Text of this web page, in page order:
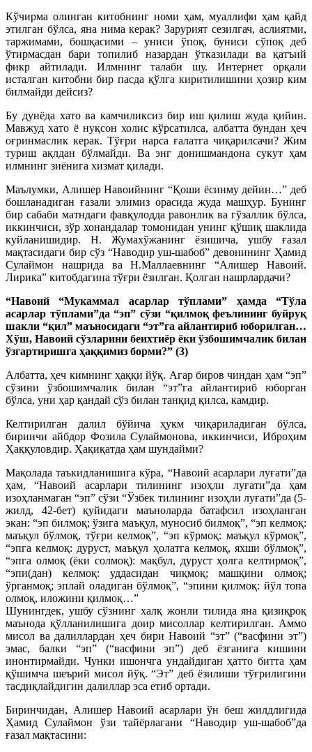
Кўчирма олинган китобнинг номи ҳам, муаллифи ҳам қайд
этилган бўлса, яна нима керак? Зарурият сезилгач, аслиятми,
таржимами, бошқасими – униси ўпоқ, буниси сўпоқ деб
ўтирмасдан бари топилиб назардан ўтказилади ва қатъий
фикр айтилади. Илмнинг талаби шу. Интернет орқали
исталган китобни бир пасда қўлга киритилишини ҳозир ким
билмайди дейсиз?
Бу дунёда хато ва камчиликсиз бир иш қилиш жуда қийин.
Мавжуд хато ё нуқсон холис кўрсатилса, албатта бундан ҳеч
оғринмаслик керак. Тўғри нарса ғалатга чиқарилсачи? Жим
туриш ақлдан бўлмайди. Ва энг донишмандона сукут ҳам
илмнинг зиёнига хизмат қилади.
Маълумки, Алишер Навоийнинг “Қоши ёсинму дейин…” деб
бошланадиган ғазали элимиз орасида жуда машҳур. Бунинг
бир сабаби матндаги фавқулодда равонлик ва гўзаллик бўлса,
иккинчиси, зўр хонандалар томонидан унинг қўшиқ шаклида
куйланишидир. Н. Жумахўжанинг ёзишича, ушбу ғазал
мақтасидаги бир сўз “Наводир уш-шабоб” девонининг Ҳамид
Сулаймон нашрида ва Н.Маллаевнинг “Алишер Навоий.
Лирика” китобдагина тўғри ёзилган. Қолган нашрлардачи?
“Навоий “Мукаммал асарлар тўплами” ҳамда “Тўла
асарлар тўплами”да “эп” сўзи “қилмоқ феълининг буйруқ
шакли “қил” маъносидаги “эт”га айлантириб юборилган…
Хўш, Навоий сўзларини беихтиёр ёки ўзбошимчалик билан
ўзгартиришга ҳаққимиз борми?” (3)
Албатта, ҳеч кимнинг ҳаққи йўқ. Агар биров чиндан ҳам “эп”
сўзини ўзбошимчалик билан “эт”га айлантириб юборган
бўлса, уни ҳар қандай сўз билан танқид қилса, камдир.
Келтирилган далил бўйича ҳукм чиқариладиган бўлса,
биринчи айбдор Фозила Сулаймонова, иккинчиси, Иброҳим
Ҳаққуловдир. Ҳақиқатда ҳам шундайми?
Мақолада таъкидланишига кўра, “Навоий асарлари луғати”да
ҳам, “Навоий асарлари тилининг изоҳли луғати”да ҳам
изоҳланмаган “эп” сўзи “Ўзбек тилининг изоҳли луғати”да (5-
жилд, 42-бет) қуйидаги маъноларда батафсил изоҳланган
экан: “эп билмоқ; ўзига маъқул, муносиб билмоқ”, “эп келмоқ:
маъқул бўлмоқ, тўғри келмоқ”, “эп кўрмоқ: маъқул кўрмоқ”,
“эпга келмоқ: дуруст, маъқул ҳолатга келмоқ, яхши бўлмоқ”,
“эпга олмоқ (ёки солмоқ): мақбул, дуруст ҳолга келтирмоқ”,
“эпи(дан) келмоқ: уддасидан чиқмоқ; машқини олмоқ;
ўрганмоқ; эплай оладиган бўлмоқ”, “эпини қилмоқ: йўл топа
олмоқ, иложини қилмоқ…”
Шунингдек, ушбу сўзнинг халқ жонли тилида яна қизиқроқ
маънода қўлланилишига доир мисоллар келтирилган. Аммо
мисол ва далиллардан ҳеч бири Навоий “эт” (“васфини эт”)
эмас, балки “эп” (“васфини эп”) деб ёзганига кишини
инонтирмайди. Чунки ишончга ундайдиган ҳатто битта ҳам
қўшимча шеърий мисол йўқ. “Эт” деб ёзилиши тўғрилигини
тасдиқлайдигин далиллар эса етиб ортади.
Биринчидан, Алишер Навоий асарлари ўн беш жилдлигида
Ҳамид Сулаймон ўзи тайёрлагани “Наводир уш-шабоб”да
ғазал мақтасини: